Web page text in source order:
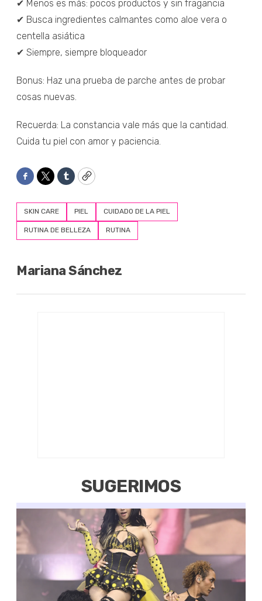
✔ Menos es más: pocos productos y sin fragancia
✔ Busca ingredientes calmantes como aloe vera o
centella asiática
✔ Siempre, siempre bloqueador
Bonus: Haz una prueba de parche antes de probar
cosas nuevas.
Recuerda: La constancia vale más que la cantidad.
Cuida tu piel con amor y paciencia.
Facebook
TwitterTumblrCopy
SKIN CARE PIEL CUIDADO DE LA PIEL
RUTINA DE BELLEZA RUTINA
Mariana Sánchez
SUGERIMOS